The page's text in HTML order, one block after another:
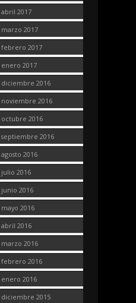
abril 2017
marzo 2017
febrero 2017
enero 2017
diciembre 2016
noviembre 2016
octubre 2016
septiembre 2016
agosto 2016
julio 2016
junio 2016
mayo 2016
abril 2016
marzo 2016
febrero 2016
enero 2016
diciembre 2015